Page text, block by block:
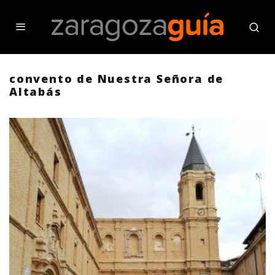
convento de Nuestra Señora de
Altabás